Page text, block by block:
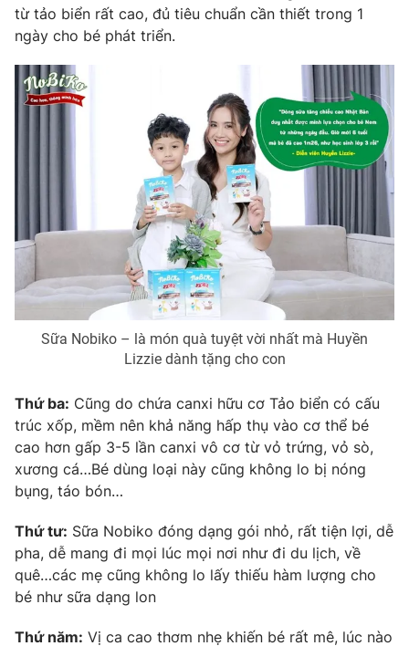
từ tảo biển rất cao, đủ tiêu chuẩn cần thiết trong 1
ngày cho bé phát triển.
Sữa Nobiko – là món quà tuyệt vời nhất mà Huyền
Lizzie dành tặng cho con
Thứ ba: Cũng do chứa canxi hữu cơ Tảo biển có cấu
trúc xốp, mềm nên khả năng hấp thụ vào cơ thể bé
cao hơn gấp 3-5 lần canxi vô cơ từ vỏ trứng, vỏ sò,
xương cá…Bé dùng loại này cũng không lo bị nóng
bụng, táo bón…
Thứ tư: Sữa Nobiko đóng dạng gói nhỏ, rất tiện lợi, dễ
pha, dễ mang đi mọi lúc mọi nơi như đi du lịch, về
quê…các mẹ cũng không lo lấy thiếu hàm lượng cho
bé như sữa dạng lon
Thứ năm: Vị ca cao thơm nhẹ khiến bé rất mê, lúc nào